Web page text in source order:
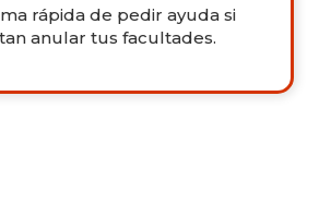
rápida de pedir ayuda si
anular tus facultades.